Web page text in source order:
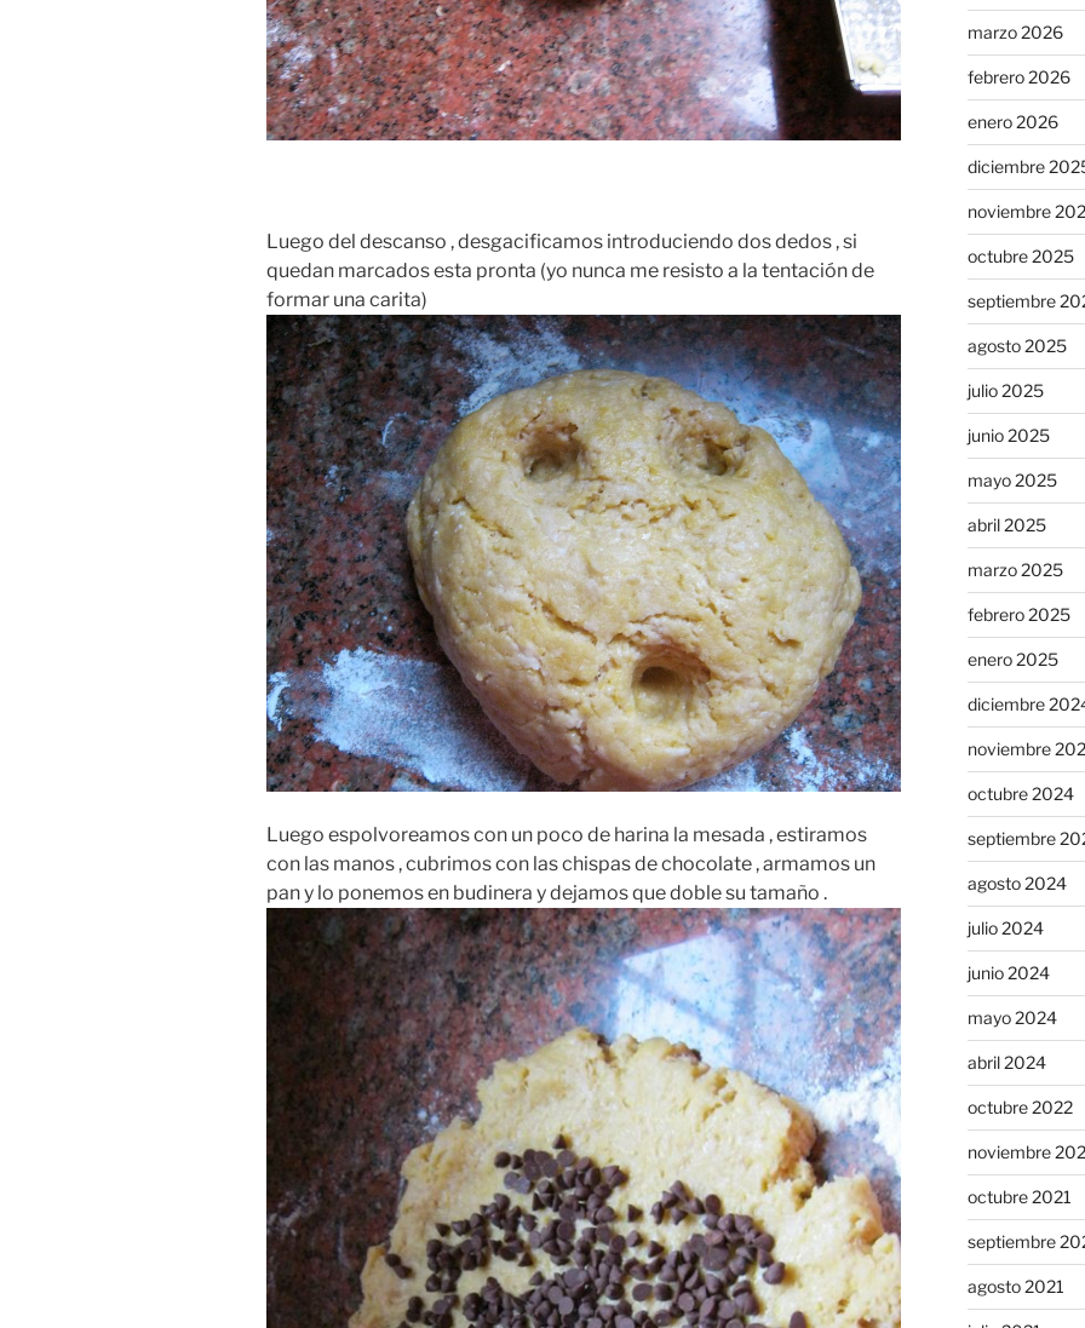
Luego del descanso , desgacificamos introduciendo dos dedos , si
quedan marcados esta pronta (yo nunca me resisto a la tentación de
formar una carita)
Luego espolvoreamos con un poco de harina la mesada , estiramos
con las manos , cubrimos con las chispas de chocolate , armamos un
pan y lo ponemos en budinera y dejamos que doble su tamaño .
marzo 2026
febrero 2026
enero 2026
diciembre
noviembre
octubre 2025
septiembre
agosto 2025
julio 2025
junio 2025
mayo 2025
abril 2025
marzo 2025
febrero 2025
enero 2025
diciembre
noviembre
octubre 2024
septiembre
agosto 2024
julio 2024
junio 2024
mayo 2024
abril 2024
octubre 2022
noviembre
octubre 2021
septiembre
agosto 2021